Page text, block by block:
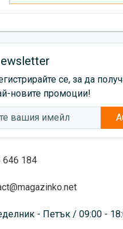
се, за да
новите промоции!
646 184
- Петък / 09:00 -